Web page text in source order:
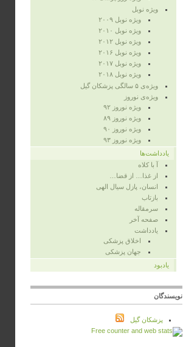
ویژه‌ نوبل
ویژه‌ نوبل ۲۰۰۹
ویژه‌ نوبل ۲۰۱۰
ویژه‌ نوبل ۲۰۱۲
ویژه نوبل ۲۰۱۶
ویژه نوبل ۲۰۱۷
ویژه نوبل ۲۰۱۸
ویژه‌ی ۵ سالگی پزشکان گیل
ویژه‌ی نوروز
ویژه‌ نوروز ۹۲
ویژه‌ نوروز ۸۹
ویژه‌ نوروز ۹۰
ویژه‌ نوروز ۹۳
یادداشت‌ها
آ با کلاه
از غذا… از قضا…
انسان، پازل سیال الهی
بازتاب
سرمقاله
صفحه‌ آخر
یادداشت
اخلاق پزشکی
جهان پزشکی
یادبود
نویسندگان
پزشكان گيل